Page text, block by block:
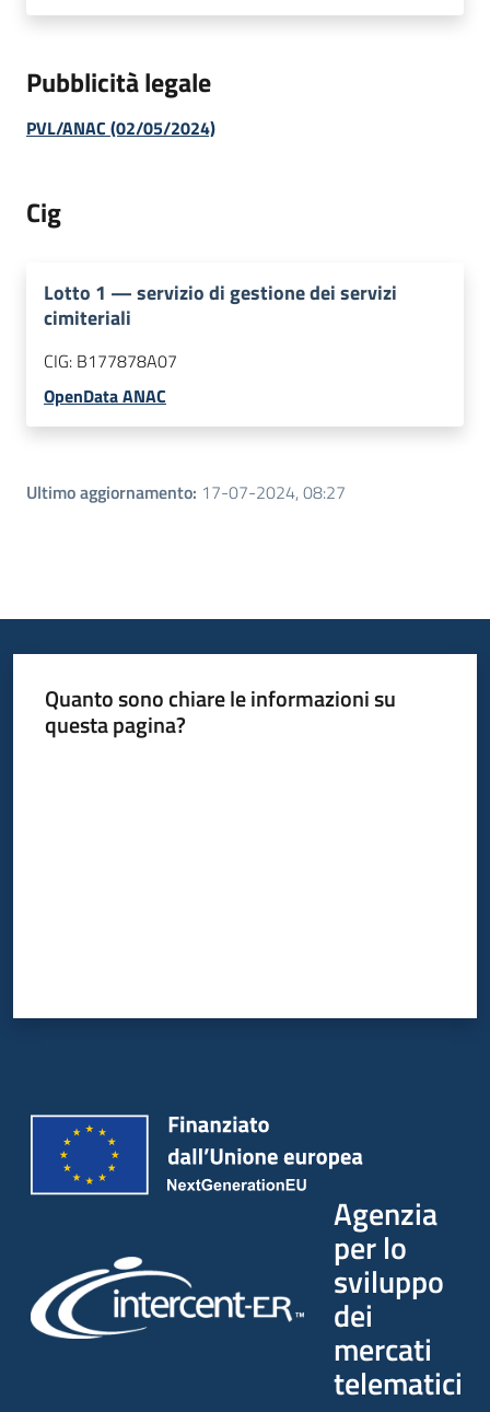
Pubblicità legale
PVL/ANAC (02/05/2024)
Cig
Lotto 1 —servizio di gestione dei servizi
cimiteriali
CIG: B177878A07
OpenData ANAC
Ultimo aggiornamento: 17-07-2024, 08:27
Quanto sono chiare le informazioni su
questa pagina?
Agenzia
per lo
sviluppo
dei
mercati
telematici